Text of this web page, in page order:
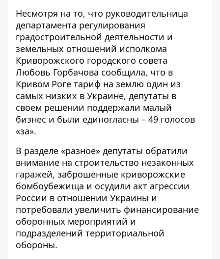
Несмотря на то, что руководительница
департамента регулирования
градостроительной деятельности и
земельных отношений исполкома
Криворожского городского совета
Любовь Горбачова сообщила, что в
Кривом Роге тариф на землю один из
самых низких в Украине, депутаты в
своем решении поддержали малый
бизнес и были единогласны – 49 голосов
«за».
В разделе «разное» депутаты обратили
внимание на строительство незаконных
гаражей, заброшенные криворожские
бомбоубежища и осудили акт агрессии
России в отношении Украины и
потребовали увеличить финансирование
оборонных мероприятий и
подразделений территориальной
обороны.